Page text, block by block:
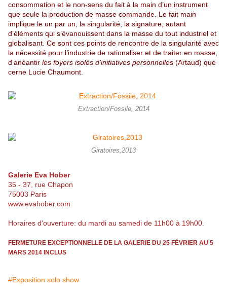
consommation et le non-sens du fait à la main d’un instrument
que seule la production de masse commande. Le fait main
implique le un par un, la singularité, la signature, autant
d’éléments qui s’évanouissent dans la masse du tout industriel et
globalisant. Ce sont ces points de rencontre de la singularité avec
la nécessité pour l’industrie de rationaliser et de traiter en masse,
d’anéantir les foyers isolés d’initiatives personnelles (Artaud) que
cerne Lucie Chaumont.
Extraction/Fossile, 2014
Giratoires,2013
Galerie Eva Hober
35 - 37, rue Chapon
75003 Paris
www.evahober.com
Horaires d'ouverture: du mardi au samedi de 11h00 à 19h00.
FERMETURE EXCEPTIONNELLE DE LA GALERIE DU 25 FÉVRIER AU 5
MARS 2014 INCLUS
#Exposition solo show